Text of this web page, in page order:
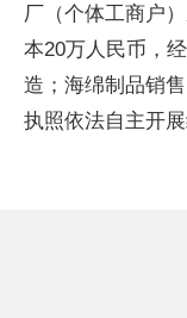
厂（个体工商户
本20万人民币，
造；海绵制品销
执照依法自主开展